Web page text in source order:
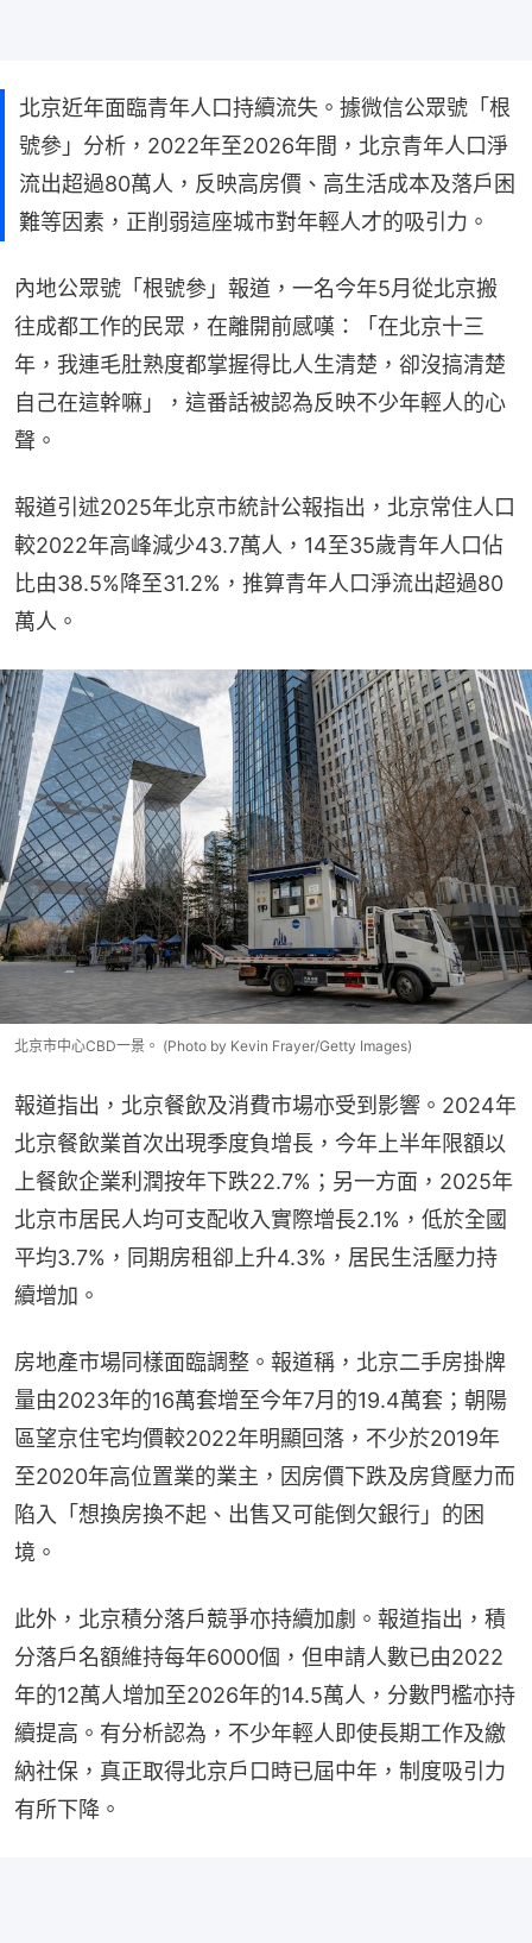
北京近年面臨青年人口持續流失。據微信公眾號「根
號參」分析，2022年至2026年間，北京青年人口淨
流出超過80萬人，反映高房價、高生活成本及落戶困
難等因素，正削弱這座城市對年輕人才的吸引力。
內地公眾號「根號參」報道，一名今年5月從北京搬
往成都工作的民眾，在離開前感嘆：「在北京十三
年，我連毛肚熟度都掌握得比人生清楚，卻沒搞清楚
自己在這幹嘛」，這番話被認為反映不少年輕人的心
聲。
報道引述2025年北京市統計公報指出，北京常住人口
較2022年高峰減少43.7萬人，14至35歲青年人口佔
比由38.5%降至31.2%，推算青年人口淨流出超過80
萬人。
北京市中心CBD一景。 (Photo by Kevin Frayer/Getty Images)
報道指出，北京餐飲及消費市場亦受到影響。2024年
北京餐飲業首次出現季度負增長，今年上半年限額以
上餐飲企業利潤按年下跌22.7%；另一方面，2025年
北京市居民人均可支配收入實際增長2.1%，低於全國
平均3.7%，同期房租卻上升4.3%，居民生活壓力持
續增加。
房地產市場同樣面臨調整。報道稱，北京二手房掛牌
量由2023年的16萬套增至今年7月的19.4萬套；朝陽
區望京住宅均價較2022年明顯回落，不少於2019年
至2020年高位置業的業主，因房價下跌及房貸壓力而
陷入「想換房換不起、出售又可能倒欠銀行」的困
境。
此外，北京積分落戶競爭亦持續加劇。報道指出，積
分落戶名額維持每年6000個，但申請人數已由2022
年的12萬人增加至2026年的14.5萬人，分數門檻亦持
續提高。有分析認為，不少年輕人即使長期工作及繳
納社保，真正取得北京戶口時已屆中年，制度吸引力
有所下降。